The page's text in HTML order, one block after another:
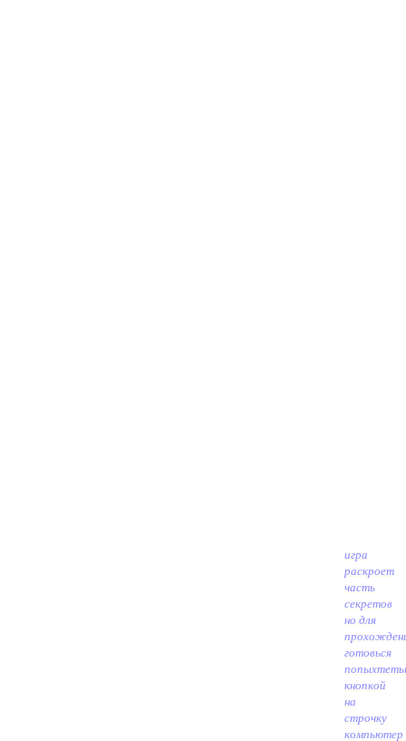
игра
раскроет
часть
секретов
но для
готовься
попыхтеть
кнопкой
на
строчку
компьютер